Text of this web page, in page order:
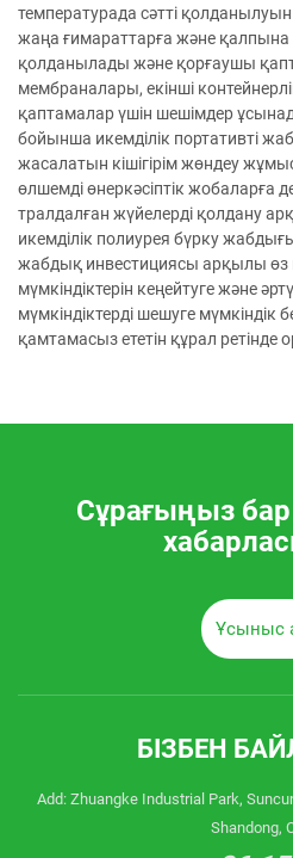
температурада сәтті
жаңа ғимараттарға және қалпына
қолданылады және қорғаушы
мембраналары, екінші
қаптамалар үшін шешімдер
бойынша икемділік портативті
жасалатын кішігірім жөндеу
өлшемді өнеркәсіптік жобаларға
тралдалған жүйелерді қолдану
икемділік полиурея бүрку
жабдық инвестициясы арқылы өз
мүмкіндіктерін кеңейтуге және
мүмкіндіктерді шешуге мүмкіндік
қамтамасыз ететін құрал ретінде
Сұрағыңыз бар
Ұсыныс
БІЗБЕН
Add: Zhuangke Industrial Park,
Shandong,